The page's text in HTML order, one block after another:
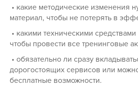
• какие методические изменения
материал, чтобы не потерять в
• какими техническими
чтобы провести все тренинговые
• обязательно ли сразу
дорогостоящих сервисов или
бесплатные возможности.